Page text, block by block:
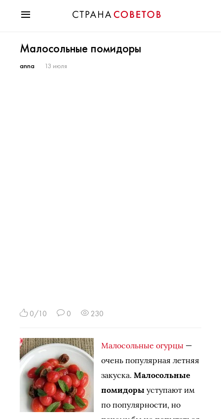
Мода
Звезды
Малосольные помидоры
anna 13 июля
0/10 0 230
Малосольные огурцы —
очень популярная летняя
закуска. Малосольные
помидоры уступают им
по популярности, но